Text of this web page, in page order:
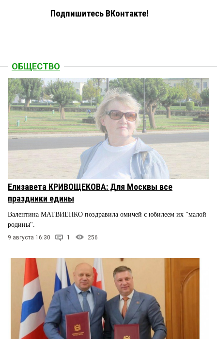
Подпишитесь ВКонтакте!
ОБЩЕСТВО
Елизавета КРИВОЩЕКОВА: Для Москвы все
праздники едины
Валентина МАТВИЕНКО поздравила омичей с юбилеем их "малой
родины".
9 августа 16:30 1 256